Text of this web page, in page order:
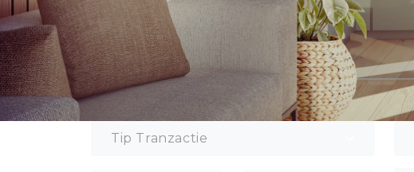
Tip Tranzactie